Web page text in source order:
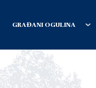
GRAĐANI OGULINA